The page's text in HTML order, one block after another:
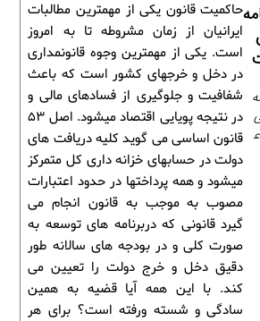
حاکمیت قانون یکی از مهمترین مطالبات
ایرانیان از زمان مشروطه تا به امروز
است. یکی از مهمترین وجوه قانونمداری
در دخل و خرجهای کشور است که باعث
شفافیت و جلوگیری از فسادهای مالی و
در نتیجه پویایی اقتصاد میشود. اصل 53
قانون اساسی می گوید کلیه دریافت های
دولت در حسابهای خزانه داری کل متمرکز
میشود و همه پرداختها در حدود اعتبارات
مصوب به موجب به قانون انجام می
گیرد قانونی که دربرنامه های توسعه به
صورت کلی و در بودجه های سالانه طور
دقیق دخل و خرج دولت را تعیین می
کند. با این همه آیا قضیه به همین
سادگی و شسته ورفته است؟ برای هر